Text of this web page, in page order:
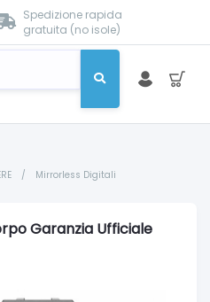
Spedizione rapida
gratuita (no isole)
/ Mirrorless Digitali
Garanzia Ufficiale